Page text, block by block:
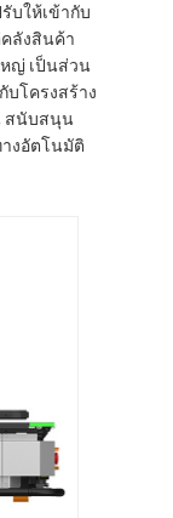
บให้เข้ากับ
ลังสินค้า
ญ่ เป็นส่วน
บโครงสร้าง
สนับสนุน
งอัตโนมัติ